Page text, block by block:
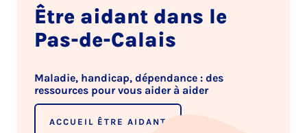
Être aidant dans le
Pas-de-Calais
Maladie, handicap, dépendance : des
ressources pour vous aider à aider
ACCUEIL ÊTRE AIDANT